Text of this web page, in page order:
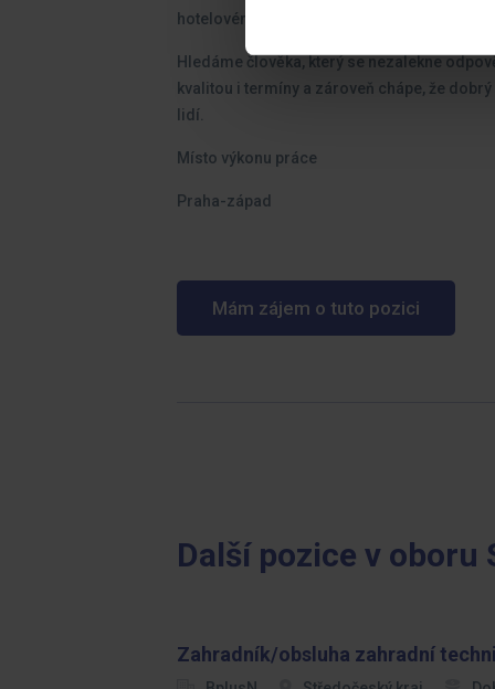
hotelovém provozu nebo jiném provozně
Hledáme člověka, který se nezalekne
kvalitou i termíny a zároveň chápe, že
lidí.
Místo výkonu práce
Praha-západ
Mám zájem o tuto pozici
Další pozice v oboru
Zahradník/obsluha zahradní